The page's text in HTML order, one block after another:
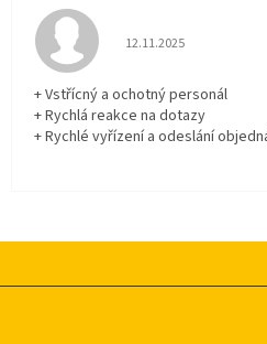
Hodnocení obchodu
12.11.2025
+ Vstřícný a ochotný personál
+ Rychlá reakce na dotazy
+ Rychlé vyřízení a odeslání